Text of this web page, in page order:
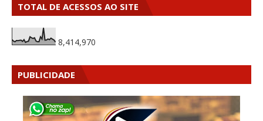
TOTAL DE ACESSOS AO SITE
8,414,970
PUBLICIDADE